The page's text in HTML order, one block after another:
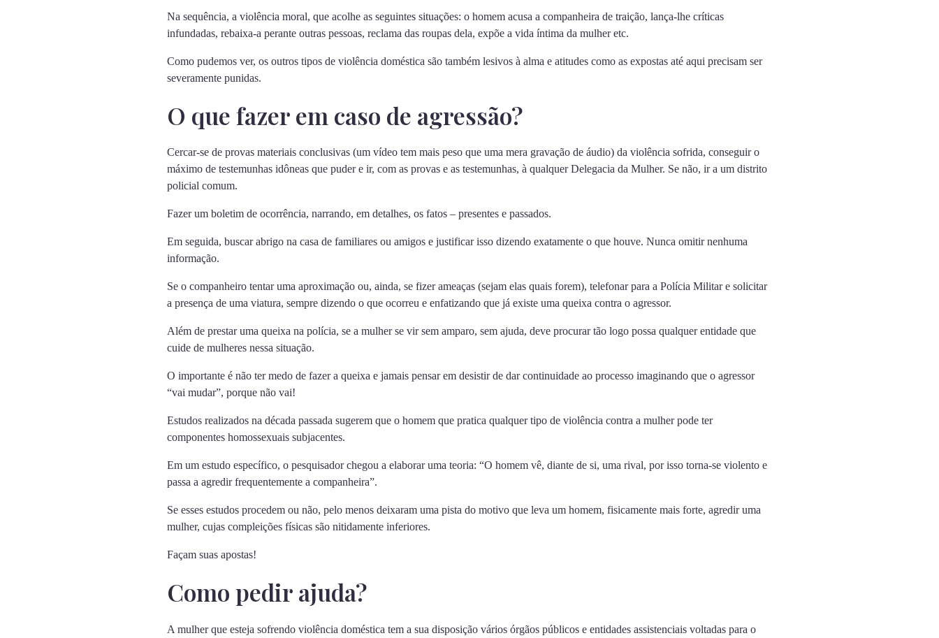
Na sequência, a violência moral, que acolhe as seguintes situações: o homem acusa a companheira de traição, lança-lhe críticas
infundadas, rebaixa-a perante outras pessoas, reclama das roupas dela, expõe a vida íntima da mulher etc.
Como pudemos ver, os outros tipos de violência doméstica são também lesivos à alma e atitudes como as expostas até aqui precisam ser
severamente punidas.
O que fazer em caso de agressão?
Cercar-se de provas materiais conclusivas (um vídeo tem mais peso que uma mera gravação de áudio) da violência sofrida, conseguir o
máximo de testemunhas idôneas que puder e ir, com as provas e as testemunhas, à qualquer Delegacia da Mulher. Se não, ir a um distrito
policial comum.
Fazer um boletim de ocorrência, narrando, em detalhes, os fatos – presentes e passados.
Em seguida, buscar abrigo na casa de familiares ou amigos e justificar isso dizendo exatamente o que houve. Nunca omitir nenhuma
informação.
Se o companheiro tentar uma aproximação ou, ainda, se fizer ameaças (sejam elas quais forem), telefonar para a Polícia Militar e solicitar
a presença de uma viatura, sempre dizendo o que ocorreu e enfatizando que já existe uma queixa contra o agressor.
Além de prestar uma queixa na polícia, se a mulher se vir sem amparo, sem ajuda, deve procurar tão logo possa qualquer entidade que
cuide de mulheres nessa situação.
O importante é não ter medo de fazer a queixa e jamais pensar em desistir de dar continuidade ao processo imaginando que o agressor
“vai mudar”, porque não vai!
Estudos realizados na década passada sugerem que o homem que pratica qualquer tipo de violência contra a mulher pode ter
componentes homossexuais subjacentes.
Em um estudo específico, o pesquisador chegou a elaborar uma teoria: “O homem vê, diante de si, uma rival, por isso torna-se violento e
passa a agredir frequentemente a companheira”.
Se esses estudos procedem ou não, pelo menos deixaram uma pista do motivo que leva um homem, fisicamente mais forte, agredir uma
mulher, cujas compleições físicas são nitidamente inferiores.
Façam suas apostas!
Como pedir ajuda?
A mulher que esteja sofrendo violência doméstica tem a sua disposição vários órgãos públicos e entidades assistenciais voltadas para o